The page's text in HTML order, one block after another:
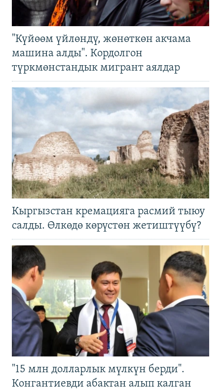
"Күйөөм үйлөндү, жөнөткөн акчама
машина алды". Кордолгон
түркмөнстандык мигрант аялдар
Кыргызстан кремацияга расмий тыюу
салды. Өлкөдө көрүстөн жетиштүүбү?
"15 млн долларлык мүлкүн берди".
Конгантиевди абактан алып калган